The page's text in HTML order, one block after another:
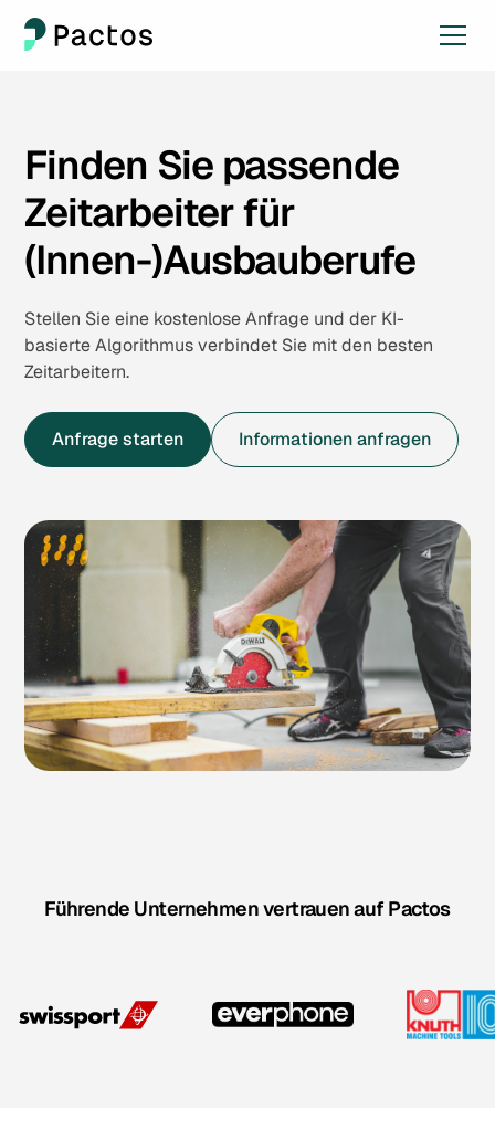
Finden Sie passende
Zeitarbeiter für
(Innen-)Ausbauberufe
Stellen Sie eine kostenlose Anfrage und der KI-
basierte Algorithmus verbindet Sie mit den besten
Zeitarbeitern.
Anfrage starten Informationen anfragen
Führende Unternehmen vertrauen auf Pactos